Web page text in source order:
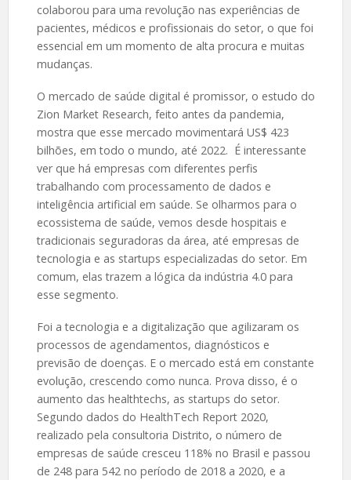
colaborou para uma revolução nas experiências de
pacientes, médicos e profissionais do setor, o que foi
essencial em um momento de alta procura e muitas
mudanças.
O mercado de saúde digital é promissor, o estudo do
Zion Market Research, feito antes da pandemia,
mostra que esse mercado movimentará US$ 423
bilhões, em todo o mundo, até 2022. É interessante
ver que há empresas com diferentes perfis
trabalhando com processamento de dados e
inteligência artificial em saúde. Se olharmos para o
ecossistema de saúde, vemos desde hospitais e
tradicionais seguradoras da área, até empresas de
tecnologia e as startups especializadas do setor. Em
comum, elas trazem a lógica da indústria 4.0 para
esse segmento.
Foi a tecnologia e a digitalização que agilizaram os
processos de agendamentos, diagnósticos e
previsão de doenças. E o mercado está em constante
evolução, crescendo como nunca. Prova disso, é o
aumento das healthtechs, as startups do setor.
Segundo dados do HealthTech Report 2020,
realizado pela consultoria Distrito, o número de
empresas de saúde cresceu 118% no Brasil e passou
de 248 para 542 no período de 2018 a 2020, e a